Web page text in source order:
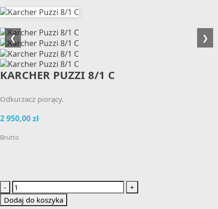
❮ ❯
KARCHER PUZZI 8/1 C
Odkurzacz piorący.
2 950,00 zł
Brutto
-
+
Dodaj do koszyka